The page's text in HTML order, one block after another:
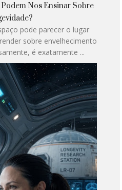
Nos Ensinar Sobre
pode parecer o lugar
sobre envelhecimento
é exatamente ...